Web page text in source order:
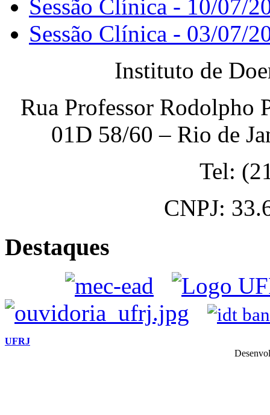
Sessão Clínica - 10/07/
Sessão Clínica - 03/07/
Instituto de
Rua Professor Rodolpho
01D 58/60 – Rio de
Tel:
CNPJ:
Destaques
UFRJ